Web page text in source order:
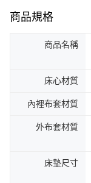
商品規格
商品名稱
床心材質
內裡布套材質
外布套材質
床墊尺寸